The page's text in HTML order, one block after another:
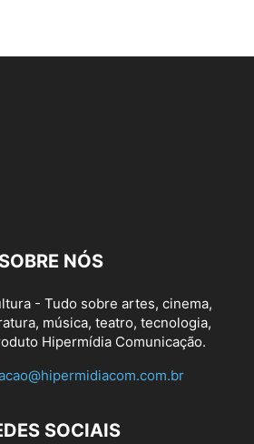
SOBRE NÓS
- Tudo sobre artes, cinema,
música, teatro, tecnologia,
Hipermídia Comunicação.
SOCIAIS